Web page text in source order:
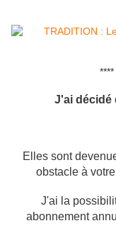
J'ai décidé
Elles sont
obstacle à
J'ai la
abonnement